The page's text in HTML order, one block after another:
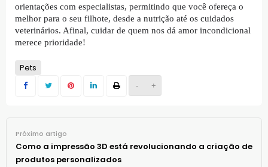
- +
orientações com especialistas, permitindo que você ofereça o
melhor para o seu filhote, desde a nutrição até os cuidados
veterinários. Afinal, cuidar de quem nos dá amor incondicional
merece prioridade!
Pets
Próximo artigo
Como a impressão 3D está revolucionando a criação de
produtos personalizados